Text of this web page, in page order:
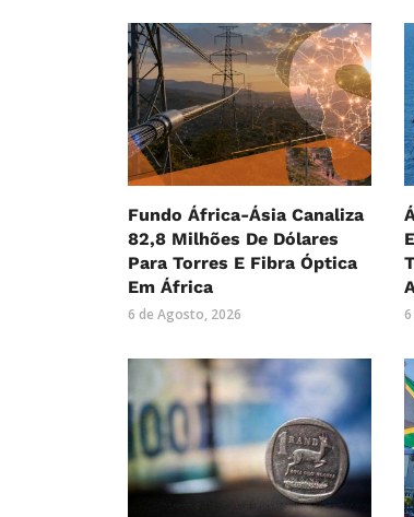
Fundo África-Ásia Canaliza
82,8 Milhões De Dólares
Para Torres E Fibra Óptica
Em África
6 de Agosto, 2026